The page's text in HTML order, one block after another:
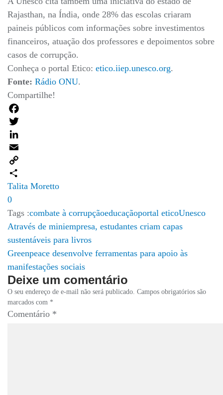
Rajasthan, na Índia, onde 28% das escolas criaram
paineis públicos com informações sobre investimentos
financeiros, atuação dos professores e depoimentos sobre
casos de corrupção.
Conheça o portal Etico: etico.iiep.unesco.org.
Fonte: Rádio ONU.
Compartilhe!
Facebook
Twitter
LinkedIn
Email
Copy
Link
Compartilhar
Talita Moretto
0
Tags :combate à corrupçãoeducaçãoportal eticoUnesco
Navegação
de
Post
Através de miniempresa, estudantes criam capas
sustentáveis para livros
Greenpeace desenvolve ferramentas para apoio às
manifestações sociais
Deixe um comentário
O seu endereço de e-mail não será publicado. Campos obrigatórios são
marcados com *
Comentário *